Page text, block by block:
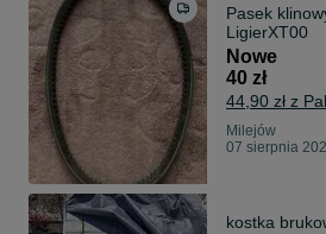
Pasek
LigierXT00
Nowe
40 zł
44,90 zł z
Milejów
07 sierpnia
kostka